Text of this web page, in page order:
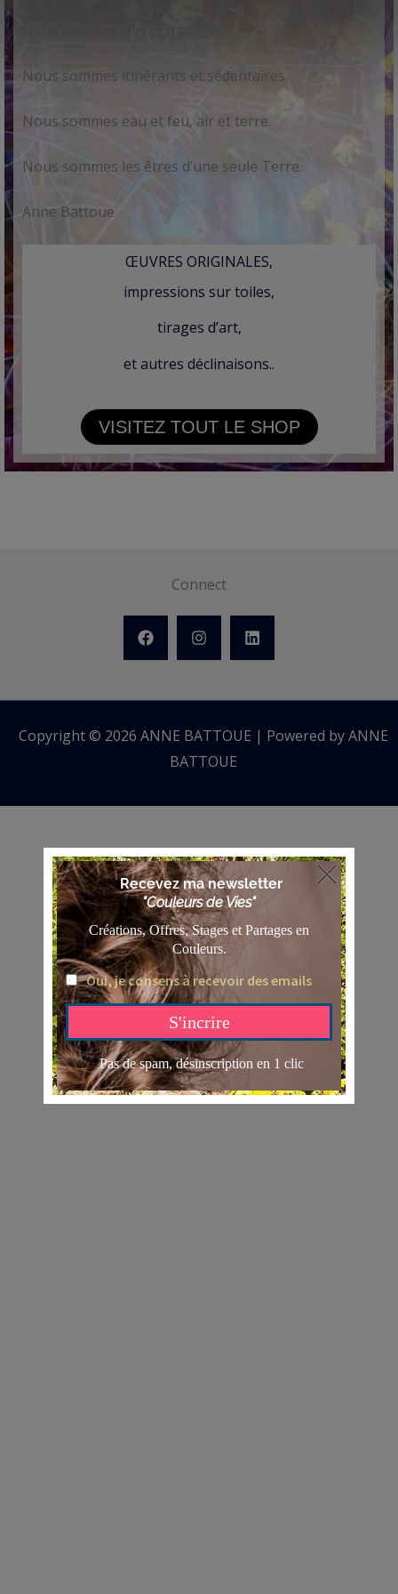
Nous sommes itinérants et sédentaires.
Nous sommes eau et feu, air et terre.
Nous sommes les êtres d’une seule Terre.
Anne Battoue
ŒUVRES ORIGINALES,
impressions sur toiles,
tirages d’art,
et autres déclinaisons..
VISITEZ TOUT LE SHOP
Connect
Copyright © 2026 ANNE BATTOUE | Powered by ANNE
BATTOUE